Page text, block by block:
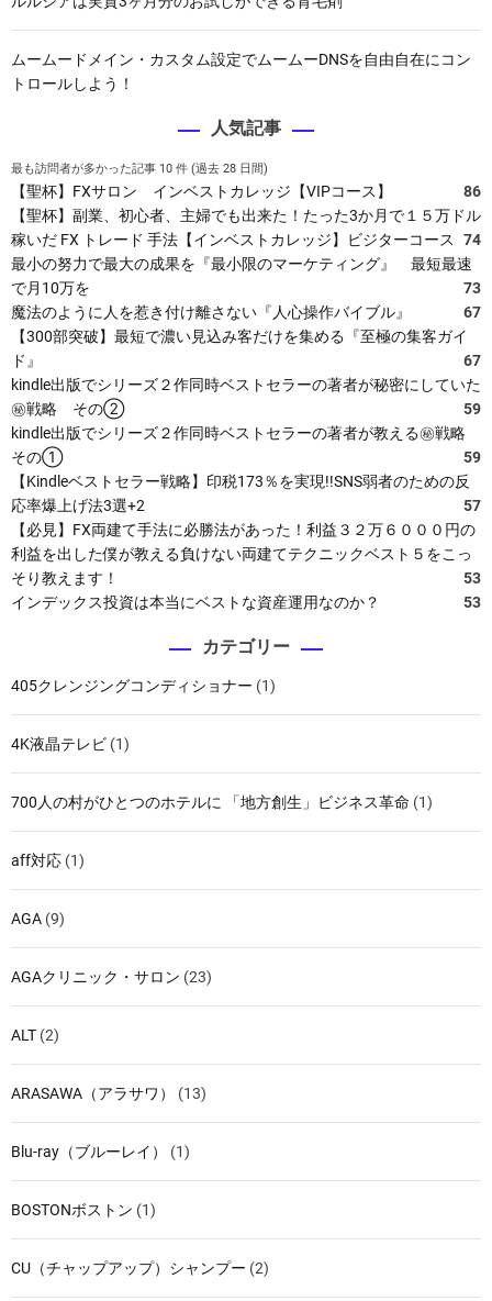
ムームードメイン・カスタム設定でムームーDNSを自由自在にコン
トロールしよう！
人気記事
最も訪問者が多かった記事 10 件 (過去 28 日間)
【聖杯】FXサロン インベストカレッジ【VIPコース】
86
【聖杯】副業、初心者、主婦でも出来た！たった3か月で１５万ドル
稼いだ FX トレード 手法【インベストカレッジ】ビジターコース
74
最小の努力で最大の成果を『最小限のマーケティング』 最短最速
で月10万を
73
魔法のように人を惹き付け離さない『人心操作バイブル』
67
【300部突破】最短で濃い見込み客だけを集める『至極の集客ガイ
ド』
67
kindle出版でシリーズ２作同時ベストセラーの著者が秘密にしていた
㊙戦略 その②
59
kindle出版でシリーズ２作同時ベストセラーの著者が教える㊙戦略
その①
59
【Kindleベストセラー戦略】印税173％を実現!!SNS弱者のための反
応率爆上げ法3選+2
57
【必見】FX両建て手法に必勝法があった！利益３２万６０００円の
利益を出した僕が教える負けない両建てテクニックベスト５をこっ
そり教えます！
53
インデックス投資は本当にベストな資産運用なのか？
53
カテゴリー
405クレンジングコンディショナー (1)
4K液晶テレビ (1)
700人の村がひとつのホテルに 「地方創生」ビジネス革命 (1)
aff対応 (1)
AGA (9)
AGAクリニック・サロン (23)
ALT (2)
ARASAWA（アラサワ） (13)
Blu-ray（ブルーレイ） (1)
BOSTONボストン (1)
CU（チャップアップ）シャンプー (2)